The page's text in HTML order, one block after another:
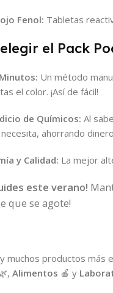
Fenol: Tabletas
el Pack
Un método
el color. ¡Así de fácil!
de Químicos: Al
ahorrando
y Calidad: La mejor
este verano!
que se agote!
muchos productos más
Alimentos 🍎 y